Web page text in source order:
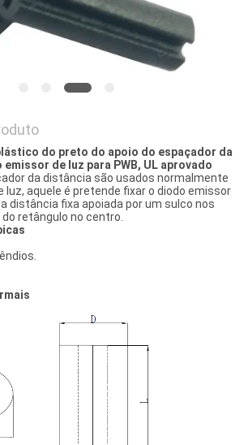
do preto do apoio do espaçador da
de luz para PWB, UL aprovado
da distância são usados normalmente
luz, aquele é pretende fixar o diodo emissor
distância fixa apoiada por um sulco nos
retângulo no centro.